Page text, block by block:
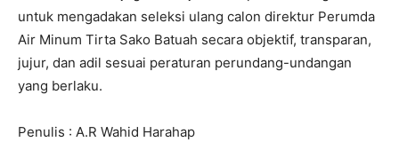
untuk mengadakan seleksi ulang calon direktur Perumda
Air Minum Tirta Sako Batuah secara objektif, transparan,
jujur, dan adil sesuai peraturan perundang-undangan
yang berlaku.
Penulis : A.R Wahid Harahap